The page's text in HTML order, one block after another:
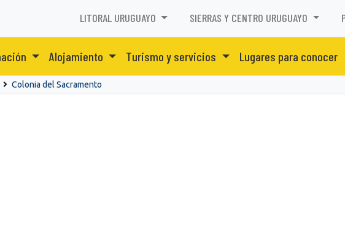
LITORAL URUGUAYO SIERRAS Y CENTRO URUGUAYO
Alojamiento Turismo y servicios Lugares para conocer
Colonia del Sacramento